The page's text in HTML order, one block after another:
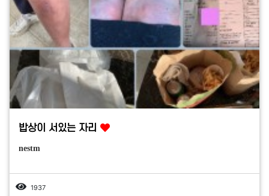
밥상이 서있는 자리
nestm
1937